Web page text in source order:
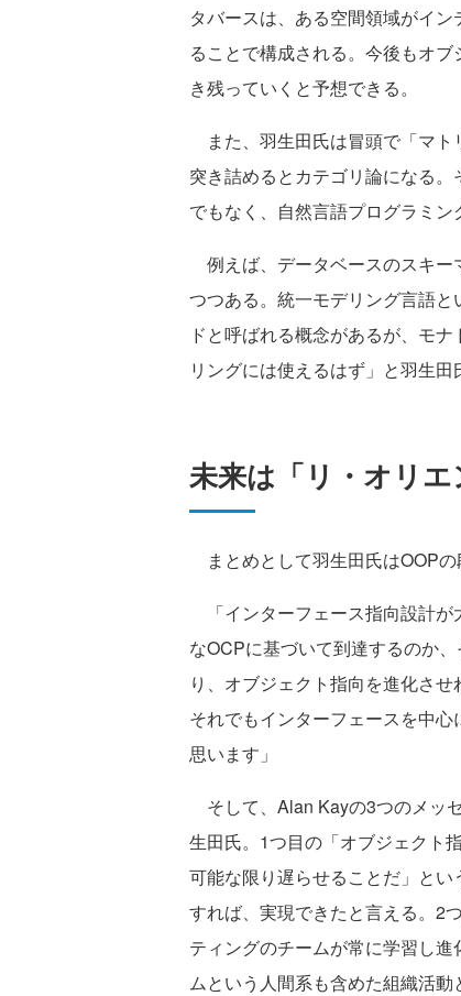
タバースは、ある空間領域がイ
ることで構成される。今後もオ
き残っていくと予想できる。
また、羽生田氏は冒頭で「マト
突き詰めるとカテゴリ論になる
でもなく、自然言語プログラミン
例えば、データベースのスキー
つつある。統一モデリング言語
ドと呼ばれる概念があるが、モ
リングには使えるはず」と羽生田
未来は「リ・オリ
まとめとして羽生田氏はOOPの
「インターフェース指向設計が
なOCPに基づいて到達するのか
り、オブジェクト指向を進化さ
それでもインターフェースを中
思います」
そして、Alan Kayの3つのメッ
生田氏。1つ目の「オブジェクト
可能な限り遅らせることだ」と
すれば、実現できたと言える。2
ティングのチームが常に学習し
ムという人間系も含めた組織活動